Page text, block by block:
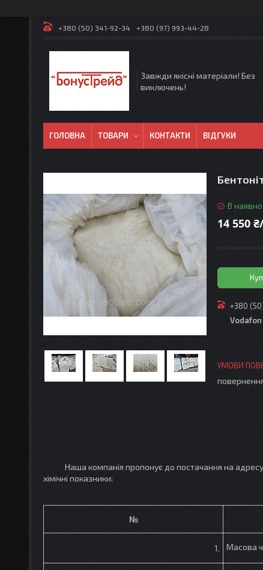
+380 (50) 341-92-34 +380 (97) 993-44-28
Завжди якісні матеріали! Без
виключень!
ГОЛОВНА ТОВАРИ КОНТАКТИ ВІДГУКИ
В
14 550
+380
Vodafon
Наша компанія пропонує до постачання на адресу
хімічні показники:
№
1. Масова